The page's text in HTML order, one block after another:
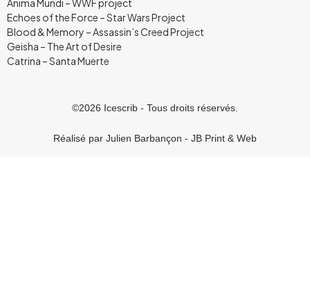
Anima Mundi – WWF project
Echoes of the Force – Star Wars Project
Blood & Memory – Assassin’s Creed Project
Geisha – The Art of Desire
Catrina – Santa Muerte
©2026 Icescrib - Tous droits réservés.
Réalisé par Julien Barbançon - JB Print & Web